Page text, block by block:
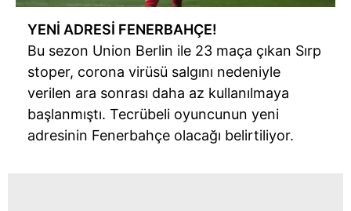
YENİ ADRESİ FENERBAHÇE!
Bu sezon Union Berlin ile 23 maça çıkan Sırp
stoper, corona virüsü salgını nedeniyle
verilen ara sonrası daha az kullanılmaya
başlanmıştı. Tecrübeli oyuncunun yeni
adresinin Fenerbahçe olacağı belirtiliyor.